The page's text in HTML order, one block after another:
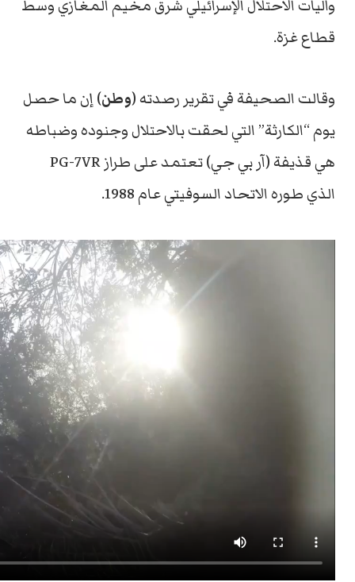
وآليات الاحتلال الإسرائيلي شرق مخيم المغازي وسط
قطاع غزة.
وقالت الصحيفة في تقرير رصدته (وطن) إن ما حصل
يوم “الكارثة” التي لحقت بالاحتلال وجنوده وضباطه
هي قذيفة (آر بي جي) تعتمد على طراز PG-7VR
الذي طوره الاتحاد السوفيتي عام 1988.